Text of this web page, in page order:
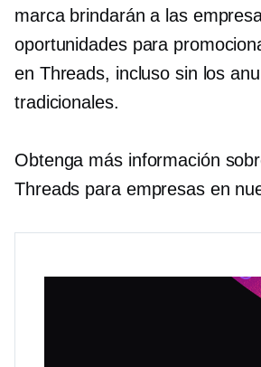
marca brindarán a las
oportunidades para
en Threads, incluso sin los
tradicionales.
Obtenga más información
Threads para empresas en